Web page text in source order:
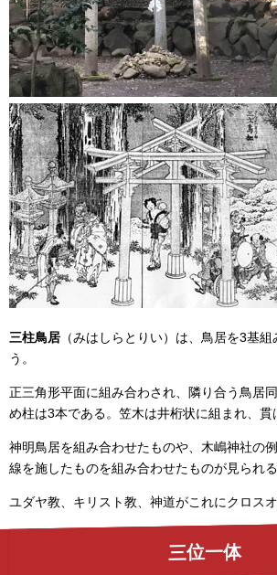
三柱鳥居 （みはしらとりい）は、鳥居を3基
う。
正三角形平面に組み合わされ、隣り合う鳥居
め柱は3本である。笠木は井桁状に組まれ、貫
神明鳥居を組み合わせたものや、木嶋神社の
線を施したものを組み合わせたものが見られる
ユダヤ教、キリスト教、神道がこれにクロスオ
三位一体